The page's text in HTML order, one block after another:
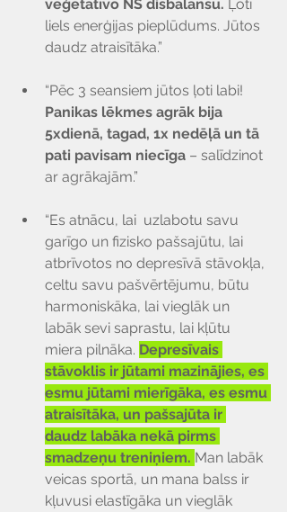
veģetatīvo NS disbalansu. Ļoti
liels enerģijas pieplūdums. Jūtos
daudz atraisītāka.”
“Pēc 3 seansiem jūtos ļoti labi!
Panikas lēkmes agrāk bija
5xdienā, tagad, 1x nedēļā un tā
pati pavisam niecīga – salīdzinot
ar agrākajām.”
“Es atnācu, lai  uzlabotu savu
garīgo un fizisko pašsajūtu, lai
atbrīvotos no depresīvā stāvokļa,
celtu savu pašvērtējumu, būtu
harmoniskāka, lai vieglāk un
labāk sevi saprastu, lai kļūtu
miera pilnāka. Depresīvais
stāvoklis ir jūtami mazinājies, es
esmu jūtami mierīgāka, es esmu
atraisītāka, un pašsajūta ir
daudz labāka nekā pirms
smadzeņu treniņiem. Man labāk
veicas sportā, un mana balss ir
kļuvusi elastīgāka un vieglāk